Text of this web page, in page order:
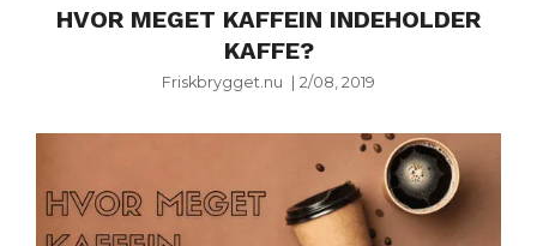
HVOR MEGET KAFFEIN INDEHOLDER
KAFFE?
Friskbrygget.nu 2/08, 2019